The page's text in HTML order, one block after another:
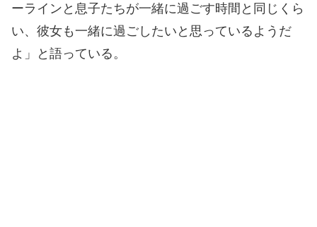
ーラインと息子たちが一緒に過ごす時間と同じくら
い、彼女も一緒に過ごしたいと思っているようだ
よ」と語っている。